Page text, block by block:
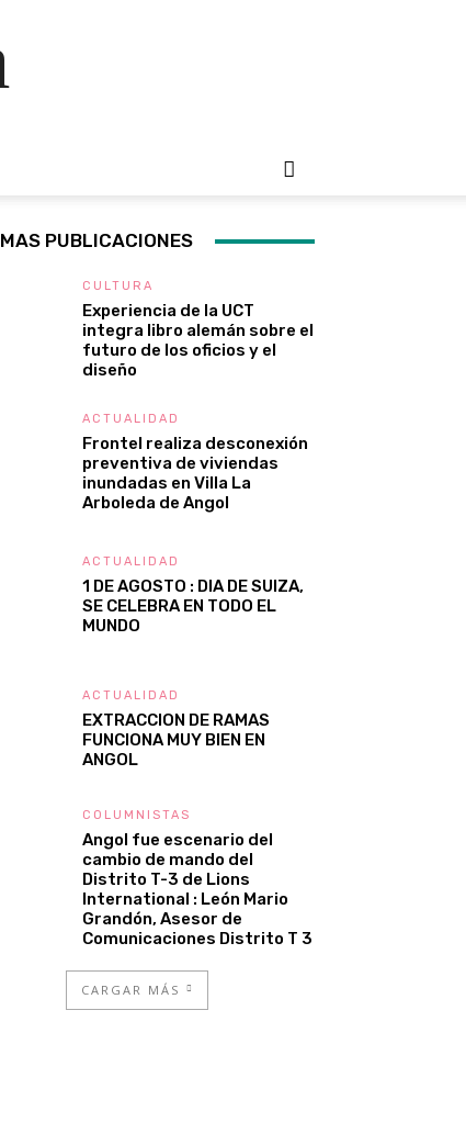
PUBLICACIONES
CULTURA
Experiencia de la UCT
integra libro alemán sobre el
futuro de los oficios y el
diseño
ACTUALIDAD
Frontel realiza desconexión
preventiva de viviendas
inundadas en Villa La
Arboleda de Angol
ACTUALIDAD
1 DE AGOSTO : DIA DE SUIZA,
SE CELEBRA EN TODO EL
MUNDO
ACTUALIDAD
EXTRACCION DE RAMAS
FUNCIONA MUY BIEN EN
ANGOL
COLUMNISTAS
Angol fue escenario del
cambio de mando del
Distrito T-3 de Lions
International : León Mario
Grandón, Asesor de
Comunicaciones Distrito T 3
CARGAR MÁS